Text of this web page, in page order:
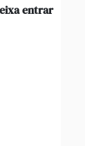
entrar